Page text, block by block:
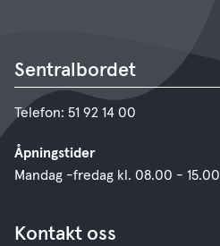
Sentralbordet
Telefon: 51 92 14 00
Åpningstider
Mandag -fredag kl. 08.00 - 15.00
Kontakt oss